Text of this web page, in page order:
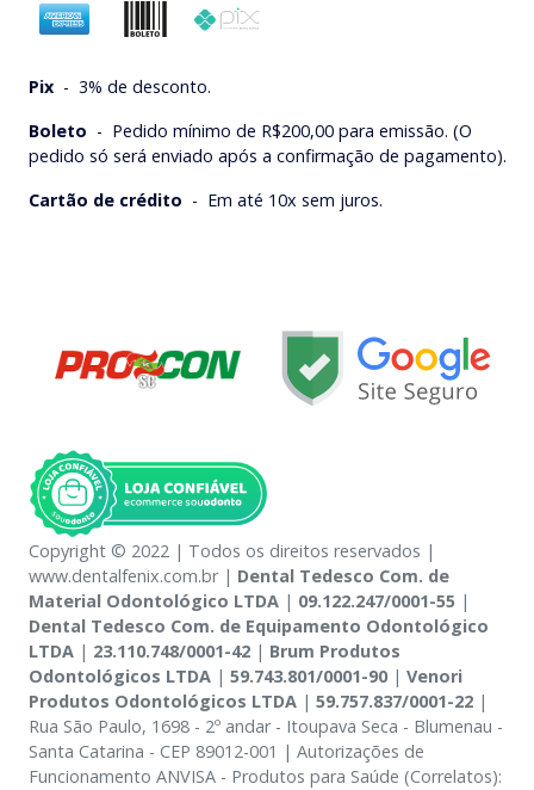
Pix - 3% de desconto.
Boleto - Pedido mínimo de R$200,00 para emissão. (O
pedido só será enviado após a confirmação de pagamento).
Cartão de crédito - Em até 10x sem juros.
Copyright © 2022 | Todos os direitos reservados |
www.dentalfenix.com.br | Dental Tedesco Com. de
Material Odontológico LTDA | 09.122.247/0001-55 |
Dental Tedesco Com. de Equipamento Odontológico
LTDA | 23.110.748/0001-42 | Brum Produtos
Odontológicos LTDA | 59.743.801/0001-90| Venori
Produtos Odontológicos LTDA | 59.757.837/0001-22 |
Rua São Paulo, 1698 - 2º andar - Itoupava Seca - Blumenau -
Santa Catarina - CEP 89012-001 | Autorizações de
Funcionamento ANVISA - Produtos para Saúde (Correlatos):